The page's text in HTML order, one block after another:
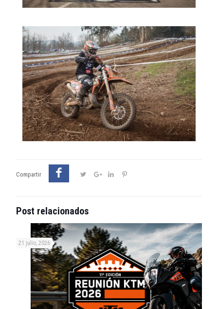
Compartir
Post relacionados
21 julio, 2026